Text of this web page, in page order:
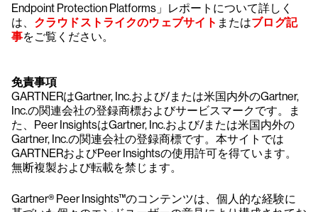
Endpoint Protection Platforms」レポートについて詳しく
は、 クラウドストライクのウェブサイト またはブログ記
事をご覧ください。
免責事項
GARTNERはGartner, Inc.および/または米国内外のGartner,
Inc.の関連会社の登録商標およびサービスマークです。ま
た、Peer InsightsはGartner, Inc.および/または米国内外の
Gartner, Inc.の関連会社の登録商標です。本サイトでは
GARTNERおよびPeer Insightsの使用許可を得ています。
無断複製および転載を禁じます。
Gartner® Peer Insights™のコンテンツは、個人的な経験に